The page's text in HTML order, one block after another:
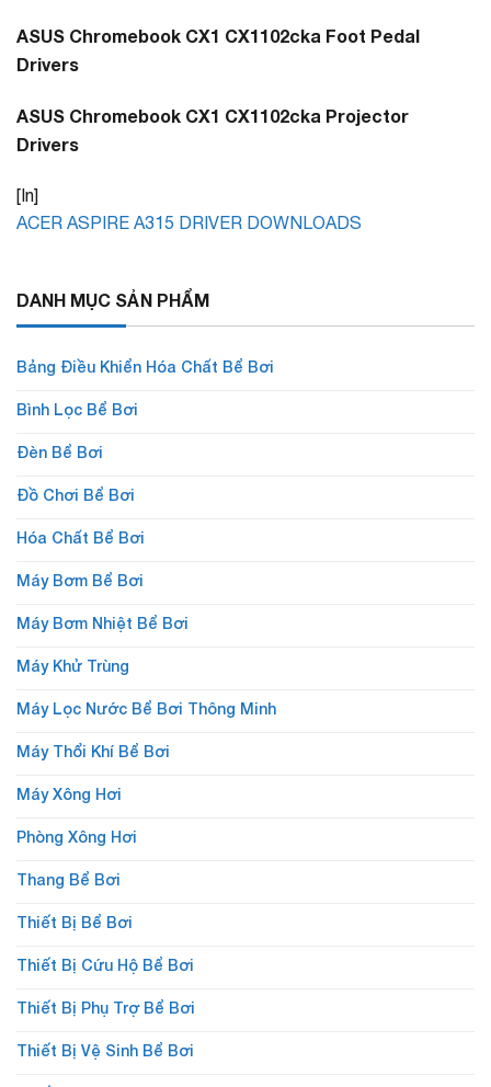
ASUS Chromebook CX1 CX1102cka Foot Pedal
Drivers
ASUS Chromebook CX1 CX1102cka Projector
Drivers
[In]
ACER ASPIRE A315 DRIVER DOWNLOADS
DANH MỤC SẢN PHẨM
Bảng Điều Khiển Hóa Chất Bể Bơi
Bình Lọc Bể Bơi
Đèn Bể Bơi
Đồ Chơi Bể Bơi
Hóa Chất Bể Bơi
Máy Bơm Bể Bơi
Máy Bơm Nhiệt Bể Bơi
Máy Khử Trùng
Máy Lọc Nước Bể Bơi Thông Minh
Máy Thổi Khí Bể Bơi
Máy Xông Hơi
Phòng Xông Hơi
Thang Bể Bơi
Thiết Bị Bể Bơi
Thiết Bị Cứu Hộ Bể Bơi
Thiết Bị Phụ Trợ Bể Bơi
Thiết Bị Vệ Sinh Bể Bơi